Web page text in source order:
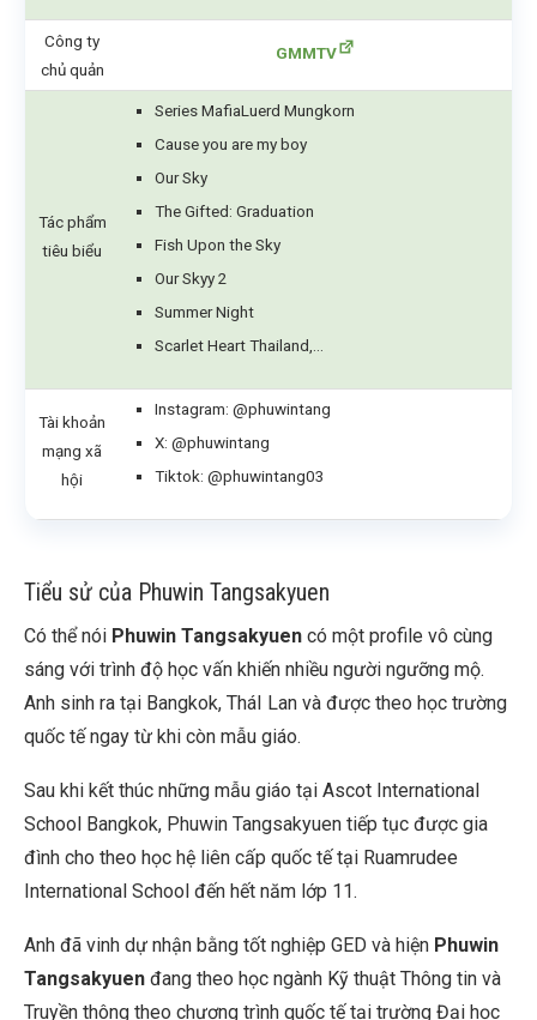
Công ty
chủ quản
GMMTV
Tác phẩm
tiêu biểu
Series MafiaLuerd Mungkorn
Cause you are my boy
Our Sky
The Gifted: Graduation
Fish Upon the Sky
Our Skyy 2
Summer Night
Scarlet Heart Thailand,…
Tài khoản
mạng xã
hội
Instagram: @phuwintang
X: @phuwintang
Tiktok: @phuwintang03
Tiểu sử của Phuwin Tangsakyuen
Có thể nói Phuwin Tangsakyuen có một profile vô cùng
sáng với trình độ học vấn khiến nhiều người ngưỡng mộ.
Anh sinh ra tại Bangkok, TháI Lan và được theo học trường
quốc tế ngay từ khi còn mẫu giáo.
Sau khi kết thúc những mẫu giáo tại Ascot International
School Bangkok, Phuwin Tangsakyuen tiếp tục được gia
đình cho theo học hệ liên cấp quốc tế tại Ruamrudee
International School đến hết năm lớp 11.
Anh đã vinh dự nhận bằng tốt nghiệp GED và hiện Phuwin
Tangsakyuen đang theo học ngành Kỹ thuật Thông tin và
Truyền thông theo chương trình quốc tế tại trường Đại học